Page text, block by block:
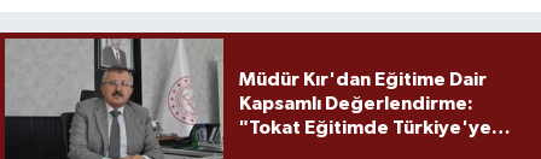
Müdür Kır'dan Eğitime Dair
Kapsamlı Değerlendirme:
"Tokat Eğitimde Türkiye'ye